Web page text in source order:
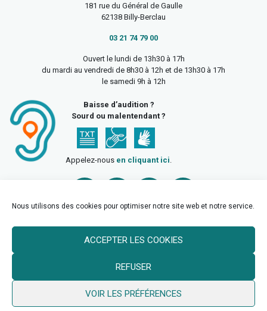
Nous utilisons des cookies pour optimiser notre site web et notre service.
ACCEPTER LES COOKIES
REFUSER
VOIR LES PRÉFÉRENCES
181 rue du Général de Gaulle
62138 Billy-Berclau
03 21 74 79 00
Ouvert le lundi de 13h30 à 17h
du mardi au vendredi de 8h30 à 12h et de 13h30 à 17h
le samedi 9h à 12h
Baisse d’audition ?
Sourd ou malentendant ?
Appelez-nous en cliquant ici.
© 2026 Ville de Billy Berclau —neoweb.fr